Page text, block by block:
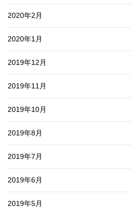
2020年2月
2020年1月
2019年12月
2019年11月
2019年10月
2019年8月
2019年7月
2019年6月
2019年5月